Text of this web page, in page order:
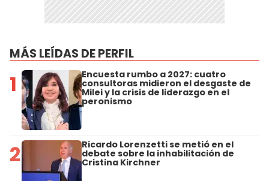
MÁS LEÍDAS DE PERFIL
1 Encuesta rumbo a 2027: cuatro
consultoras midieron el desgaste de
Milei y la crisis de liderazgo en el
peronismo
2 Ricardo Lorenzetti se metió en el
debate sobre la inhabilitación de
Cristina Kirchner